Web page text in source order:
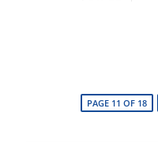
PAGE 11 OF 18